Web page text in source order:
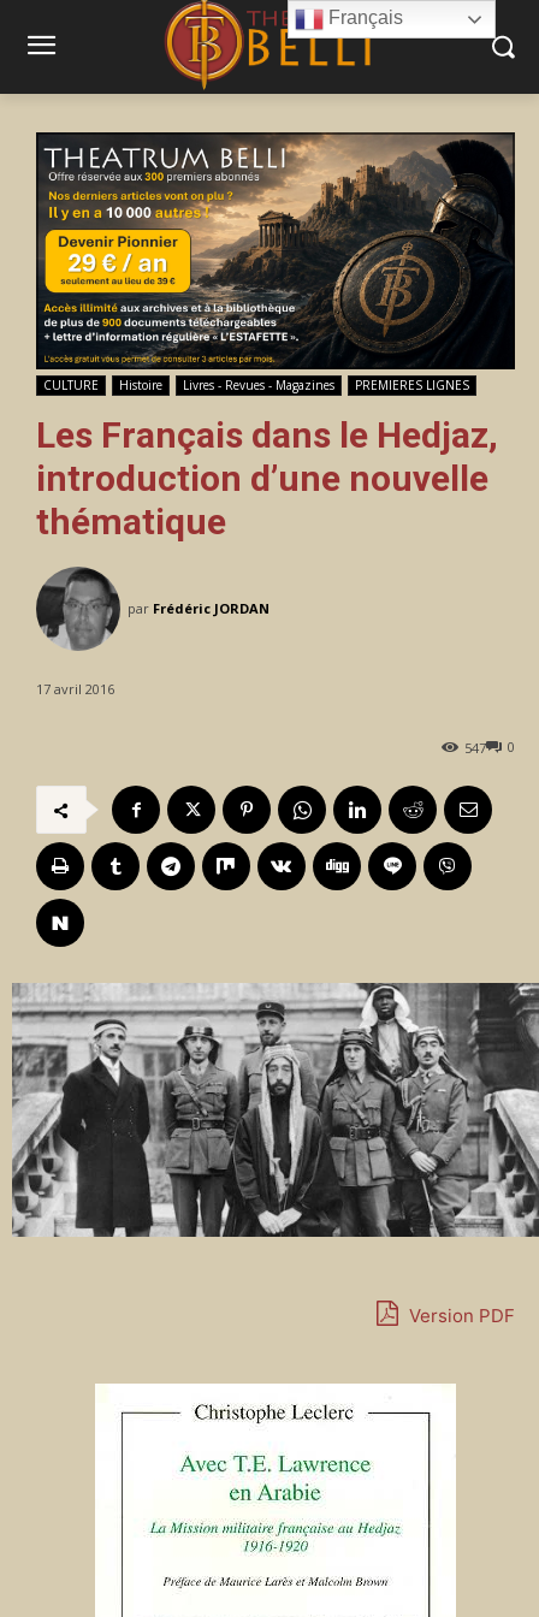
CULTURE Histoire Livres - Revues - Magazines PREMIERES LIGNES
Les Français dans le Hedjaz,
introduction d’une nouvelle
thématique
par Frédéric JORDAN
17 avril 2016
0
547
Version PDF
Français